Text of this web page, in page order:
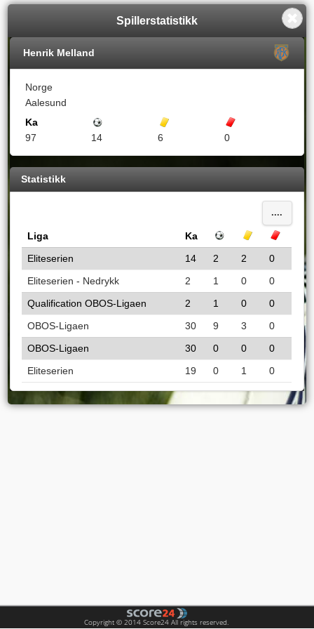
Spillerstatistikk
Henrik Melland
Norge
Aalesund
Ka
97
14 6 0
Statistikk
....
Liga Ka Gule kort
Eliteserien
14 2 2
0
Eliteserien - Nedrykk
2 1 0
0
Qualification OBOS-Ligaen
2 1 0
0
OBOS-Ligaen
30 9 3
0
OBOS-Ligaen
30 0 0
0
Eliteserien
19 0 1 0
Copyright © 2014 Score24 All rights reserved.